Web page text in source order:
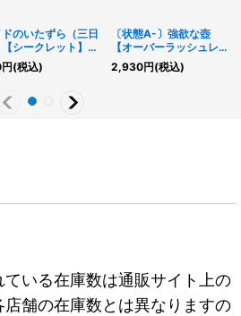
ドのいたずら（三日
シークレット】
KP15-JP060}
魔法》
円(税込)
〔状態A-〕強欲な壺
【オーバーラッシュレ
ア】{RD/ORP4-JP007}
《RD魔法》
2,930円(税込)
いる在庫数は通販サイト上の
舗の在庫数とは異なりますの